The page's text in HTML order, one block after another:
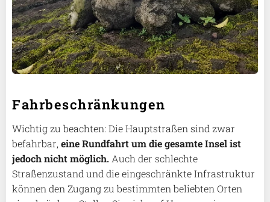
Fahrbeschränkungen
Wichtig zu beachten: Die Hauptstraßen sind zwar
befahrbar,eine Rundfahrt um die gesamte Insel ist
jedoch nicht möglich.Auch der schlechte
Straßenzustand und die eingeschränkte Infrastruktur
können den Zugang zu bestimmten beliebten Orten